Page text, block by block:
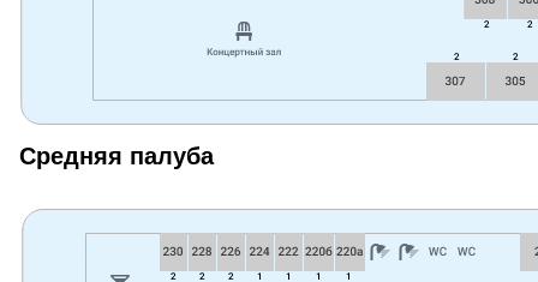
Средняя палуба